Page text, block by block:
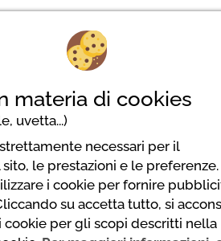
materia di cookies
uvetta...)
necessari per il
le prestazioni e le preferenze.
i cookie per fornire
su accetta tutto, si
per gli scopi descritti nella